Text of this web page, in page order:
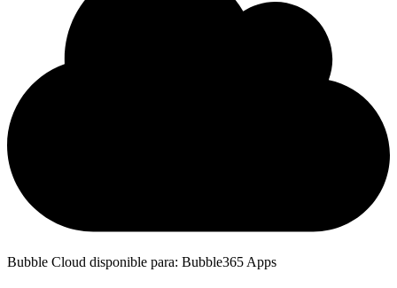
Bubble Cloud disponible para: Bubble365 Apps